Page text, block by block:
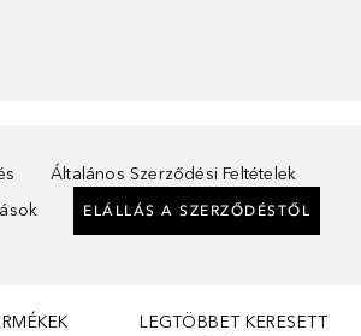
Általános Szerződési Feltételek
ELÁLLÁS A SZERZŐDÉSTŐL
LEGTÖBBET KERESETT